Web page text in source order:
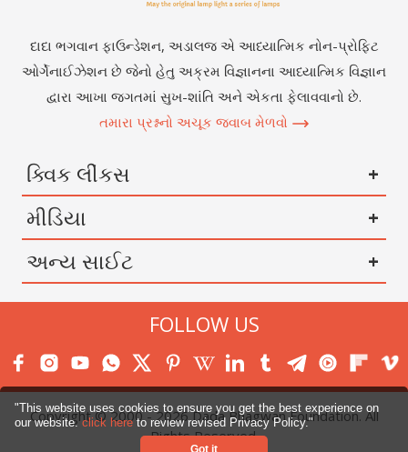
"This website uses cookies to ensure you get the best experience on
our website.click hereto review revised Privacy Policy."
Got it
દાદા ભગવાન ફાઉન્ડેશન, અડાલજ એ આધ્યાત્મિક નોન-પ્રોફિટ
ઓર્ગેનાઈઝેશન છે જેનો હેતુ અક્રમ વિજ્ઞાનના આધ્યાત્મિક વિજ્ઞાન
દ્વારા આખા જગતમાં સુખ-શાંતિ અને એકતા ફેલાવવાનો છે.
તમારા પ્રશ્નનો અચૂક જવાબ મેળવો
ક્વિક લીંકસ
મીડિયા
અન્ય સાઈટ
FOLLOW US
Copyright © 2000 -2026Dada Bhagwan Foundation. All
Rights Reserved.